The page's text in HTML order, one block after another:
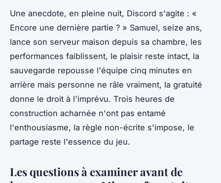
Une anecdote, en pleine nuit, Discord s'agite : «
Encore une dernière partie ? » Samuel, seize ans,
lance son serveur maison depuis sa chambre, les
performances faiblissent, le plaisir reste intact, la
sauvegarde repousse l'équipe cinq minutes en
arrière mais personne ne râle vraiment, la gratuité
donne le droit à l'imprévu. Trois heures de
construction acharnée n'ont pas entamé
l'enthousiasme, la règle non-écrite s'impose, le
partage reste l'essence du jeu.
Les questions à examiner avant de